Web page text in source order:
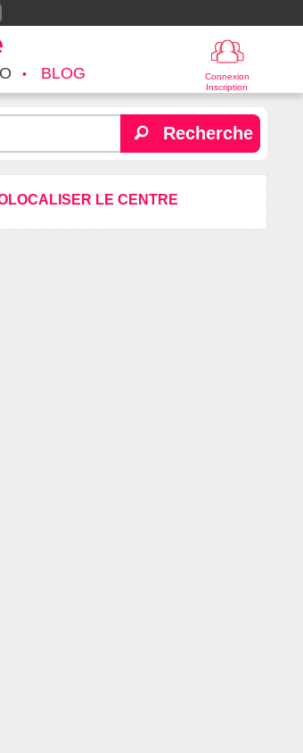
Connexion
Inscription
BLOG
Recherche
LE CENTRE